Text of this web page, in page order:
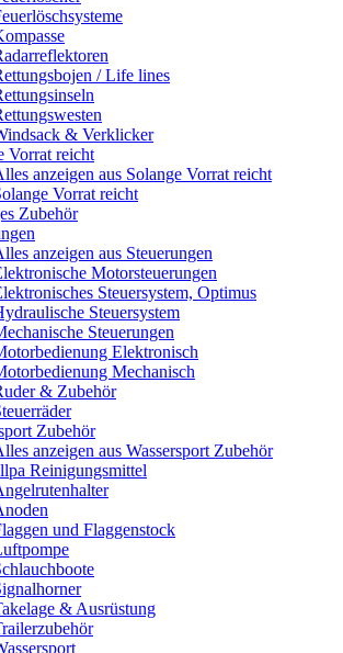
/ Life lines
& Verklicker
Vorrat reicht
anzeigen aus Solange Vorrat reicht
Vorrat reicht
Zubehör
anzeigen aus Steuerungen
Motorsteuerungen
Steuersystem, Optimus
Steuersystem
Steuerungen
Elektronisch
Mechanisch
& Zubehör
Zubehör
anzeigen aus Wassersport Zubehör
Reinigungsmittel
und Flaggenstock
& Ausrüstung